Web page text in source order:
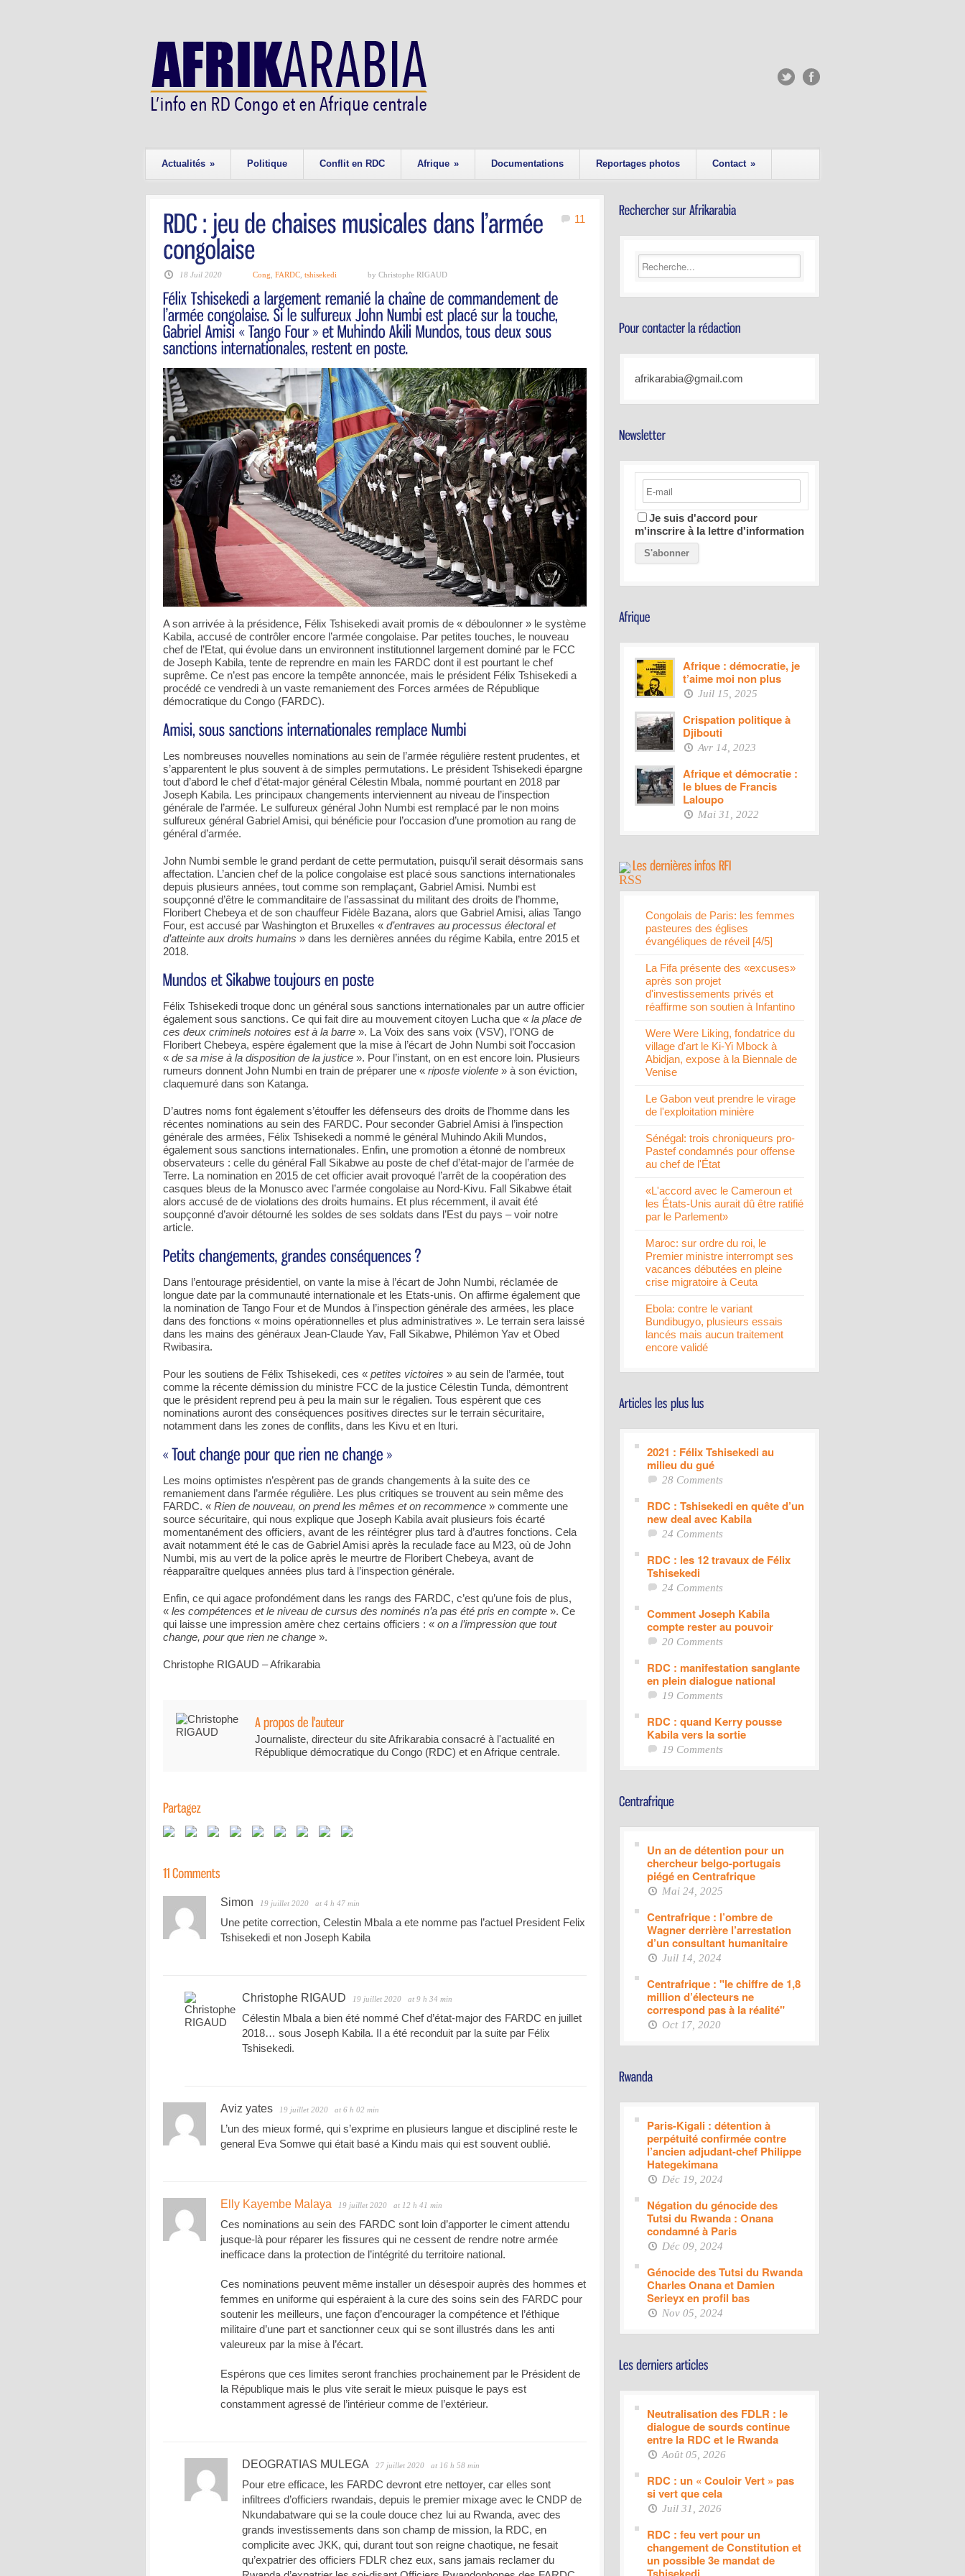
Actualités » Politique Conflit en RDC Afrique » Documentations Reportages photos Contact »
11
18 Juil 2020 Cong FARDC tshisekedi by Christophe RIGAUD
A son arrivée à la présidence, Félix Tshisekedi avait promis de « déboulonner » le système
Kabila, accusé de contrôler encore l’armée congolaise. Par petites touches, le nouveau
chef de l’Etat, qui évolue dans un environnent institutionnel largement dominé par le FCC
de Joseph Kabila, tente de reprendre en main les FARDC dont il est pourtant le chef
suprême. Ce n’est pas encore la tempête annoncée, mais le président Félix Tshisekedi a
procédé ce vendredi à un vaste remaniement des Forces armées de République
démocratique du Congo (FARDC).
Les nombreuses nouvelles nominations au sein de l’armée régulière restent prudentes, et
s’apparentent le plus souvent à de simples permutations. Le président Tshisekedi épargne
tout d’abord le chef d’état-major général Célestin Mbala, nommé pourtant en 2018 par
Joseph Kabila. Les principaux changements interviennent au niveau de l’inspection
générale de l’armée. Le sulfureux général John Numbi est remplacé par le non moins
sulfureux général Gabriel Amisi, qui bénéficie pour l’occasion d’une promotion au rang de
général d’armée.
John Numbi semble le grand perdant de cette permutation, puisqu’il serait désormais sans
affectation. L’ancien chef de la police congolaise est placé sous sanctions internationales
depuis plusieurs années, tout comme son remplaçant, Gabriel Amisi. Numbi est
soupçonné d’être le commanditaire de l’assassinat du militant des droits de l’homme,
Floribert Chebeya et de son chauffeur Fidèle Bazana, alors que Gabriel Amisi, alias Tango
Four, est accusé par Washington et Bruxelles « d’entraves au processus électoral et
d’atteinte aux droits humains » dans les dernières années du régime Kabila, entre 2015 et
2018.
Félix Tshisekedi troque donc un général sous sanctions internationales par un autre officier
également sous sanctions. Ce qui fait dire au mouvement citoyen Lucha que « la place de
ces deux criminels notoires est à la barre ». La Voix des sans voix (VSV), l’ONG de
Floribert Chebeya, espère également que la mise à l’écart de John Numbi soit l’occasion
« de sa mise à la disposition de la justice ». Pour l’instant, on en est encore loin. Plusieurs
rumeurs donnent John Numbi en train de préparer une « riposte violente » à son éviction,
claquemuré dans son Katanga.
D’autres noms font également s’étouffer les défenseurs des droits de l’homme dans les
récentes nominations au sein des FARDC. Pour seconder Gabriel Amisi à l’inspection
générale des armées, Félix Tshisekedi a nommé le général Muhindo Akili Mundos,
également sous sanctions internationales. Enfin, une promotion a étonné de nombreux
observateurs : celle du général Fall Sikabwe au poste de chef d’état-major de l’armée de
Terre. La nomination en 2015 de cet officier avait provoqué l’arrêt de la coopération des
casques bleus de la Monusco avec l’armée congolaise au Nord-Kivu. Fall Sikabwe était
alors accusé de de violations des droits humains. Et plus récemment, il avait été
soupçonné d’avoir détourné les soldes de ses soldats dans l’Est du pays – voir notre
article.
Dans l’entourage présidentiel, on vante la mise à l’écart de John Numbi, réclamée de
longue date par la communauté internationale et les Etats-unis. On affirme également que
la nomination de Tango Four et de Mundos à l’inspection générale des armées, les place
dans des fonctions « moins opérationnelles et plus administratives ». Le terrain sera laissé
dans les mains des généraux Jean-Claude Yav, Fall Sikabwe, Philémon Yav et Obed
Rwibasira.
Pour les soutiens de Félix Tshisekedi, ces « petites victoires » au sein de l’armée, tout
comme la récente démission du ministre FCC de la justice Célestin Tunda, démontrent
que le président reprend peu à peu la main sur le régalien. Tous espèrent que ces
nominations auront des conséquences positives directes sur le terrain sécuritaire,
notamment dans les zones de conflits, dans les Kivu et en Ituri.
Les moins optimistes n’espèrent pas de grands changements à la suite des ce
remaniement dans l’armée régulière. Les plus critiques se trouvent au sein même des
FARDC. « Rien de nouveau, on prend les mêmes et on recommence » commente une
source sécuritaire, qui nous explique que Joseph Kabila avait plusieurs fois écarté
momentanément des officiers, avant de les réintégrer plus tard à d’autres fonctions. Cela
avait notamment été le cas de Gabriel Amisi après la reculade face au M23, où de John
Numbi, mis au vert de la police après le meurtre de Floribert Chebeya, avant de
réapparaître quelques années plus tard à l’inspection générale.
Enfin, ce qui agace profondément dans les rangs des FARDC, c’est qu’une fois de plus,
« les compétences et le niveau de cursus des nominés n’a pas été pris en compte ». Ce
qui laisse une impression amère chez certains officiers : « on a l’impression que tout
change, pour que rien ne change ».
Christophe RIGAUD – Afrikarabia
Journaliste, directeur du site Afrikarabia consacré à l'actualité en
République démocratique du Congo (RDC) et en Afrique centrale.
Simon 19 juillet 2020 at 4 h 47 min
Une petite correction, Celestin Mbala a ete nomme pas l’actuel President Felix
Tshisekedi et non Joseph Kabila
Christophe RIGAUD 19 juillet 2020 at 9 h 34 min
Célestin Mbala a bien été nommé Chef d’état-major des FARDC en juillet
2018… sous Joseph Kabila. Il a été reconduit par la suite par Félix
Tshisekedi.
Aviz yates 19 juillet 2020 at 6 h 02 min
L’un des mieux formé, qui s’exprime en plusieurs langue et discipliné reste le
general Eva Somwe qui était basé a Kindu mais qui est souvent oublié.
Elly Kayembe Malaya 19 juillet 2020 at 12 h 41 min
Ces nominations au sein des FARDC sont loin d’apporter le ciment attendu
jusque-là pour réparer les fissures qui ne cessent de rendre notre armée
inefficace dans la protection de l’intégrité du territoire national.
Ces nominations peuvent même installer un désespoir auprès des hommes et
femmes en uniforme qui espéraient à la cure des soins sein des FARDC pour
soutenir les meilleurs, une façon d’encourager la compétence et l’éthique
militaire d’une part et sanctionner ceux qui se sont illustrés dans les anti
valeureux par la mise à l’écart.
Espérons que ces limites seront franchies prochainement par le Président de
la République mais le plus vite serait le mieux puisque le pays est
constamment agressé de l’intérieur comme de l’extérieur.
DEOGRATIAS MULEGA 27 juillet 2020 at 16 h 58 min
Pour etre efficace, les FARDC devront etre nettoyer, car elles sont
infiltrees d’officiers rwandais, depuis le premier mixage avec le CNDP de
Nkundabatware qui se la coule douce chez lui au Rwanda, avec des
grands investissements dans son champ de mission, la RDC, en
complicite avec JKK, qui, durant tout son reigne chaotique, ne fesait
qu’expatrier des officiers FDLR chez eux, sans jamais reclamer du
afrikarabia@gmail.com
Je suis d'accord pour
m'inscrire à la lettre d'information
Afrique : démocratie, je
t’aime moi non plus
Juil 15, 2025
Crispation politique à
Djibouti
Avr 14, 2023
Afrique et démocratie :
le blues de Francis
Laloupo
Mai 31, 2022
Congolais de Paris: les femmes
pasteures des églises
évangéliques de réveil [4/5]
La Fifa présente des «excuses»
après son projet
d'investissements privés et
réaffirme son soutien à Infantino
Were Were Liking, fondatrice du
village d'art le Ki-Yi Mbock à
Abidjan, expose à la Biennale de
Venise
Le Gabon veut prendre le virage
de l'exploitation minière
Sénégal: trois chroniqueurs pro-
Pastef condamnés pour offense
au chef de l'État
«L'accord avec le Cameroun et
les États-Unis aurait dû être ratifié
par le Parlement»
Maroc: sur ordre du roi, le
Premier ministre interrompt ses
vacances débutées en pleine
crise migratoire à Ceuta
Ebola: contre le variant
Bundibugyo, plusieurs essais
lancés mais aucun traitement
encore validé
2021 : Félix Tshisekedi au
milieu du gué
28 Comments
RDC : Tshisekedi en quête d’un
new deal avec Kabila
24 Comments
RDC : les 12 travaux de Félix
Tshisekedi
24 Comments
Comment Joseph Kabila
compte rester au pouvoir
20 Comments
RDC : manifestation sanglante
en plein dialogue national
19 Comments
RDC : quand Kerry pousse
Kabila vers la sortie
19 Comments
Un an de détention pour un
chercheur belgo-portugais
piégé en Centrafrique
Mai 24, 2025
Centrafrique : l’ombre de
Wagner derrière l’arrestation
d’un consultant humanitaire
Juil 14, 2024
Centrafrique : "le chiffre de 1,8
million d’électeurs ne
correspond pas à la réalité"
Oct 17, 2020
Paris-Kigali : détention à
perpétuité confirmée contre
l’ancien adjudant-chef Philippe
Hategekimana
Déc 19, 2024
Négation du génocide des
Tutsi du Rwanda : Onana
condamné à Paris
Déc 09, 2024
Génocide des Tutsi du Rwanda
Charles Onana et Damien
Serieyx en profil bas
Nov 05, 2024
Neutralisation des FDLR : le
dialogue de sourds continue
entre la RDC et le Rwanda
Août 05, 2026
RDC : un « Couloir Vert » pas
si vert que cela
Juil 31, 2026
RDC : feu vert pour un
changement de Constitution et
un possible 3e mandat de